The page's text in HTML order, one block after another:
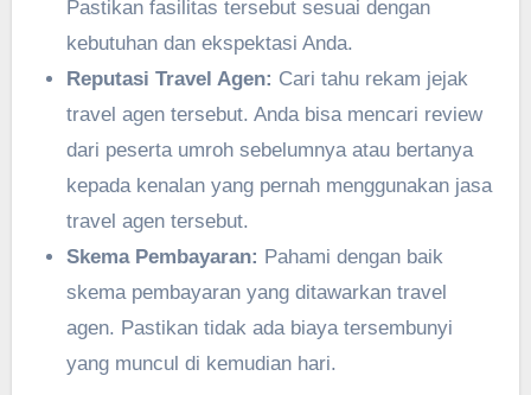
Pastikan fasilitas tersebut sesuai dengan
kebutuhan dan ekspektasi Anda.
Reputasi Travel Agen: Cari tahu rekam jejak
travel agen tersebut. Anda bisa mencari review
dari peserta umroh sebelumnya atau bertanya
kepada kenalan yang pernah menggunakan jasa
travel agen tersebut.
Skema Pembayaran: Pahami dengan baik
skema pembayaran yang ditawarkan travel
agen. Pastikan tidak ada biaya tersembunyi
yang muncul di kemudian hari.